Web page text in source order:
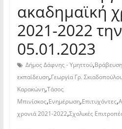
ακαδημαϊκή
2021-2022
05.01.2023
Δήμος Δάφνης - Υμηττού,Βράβευση
εκπαίδευση,Γεωργία Γρ.
Καρακώνη,Τάσος
Μπινίσκος,Ενημέρωση,Επιτυχόντες,
χρονιά 2021-2022,Σχολικές